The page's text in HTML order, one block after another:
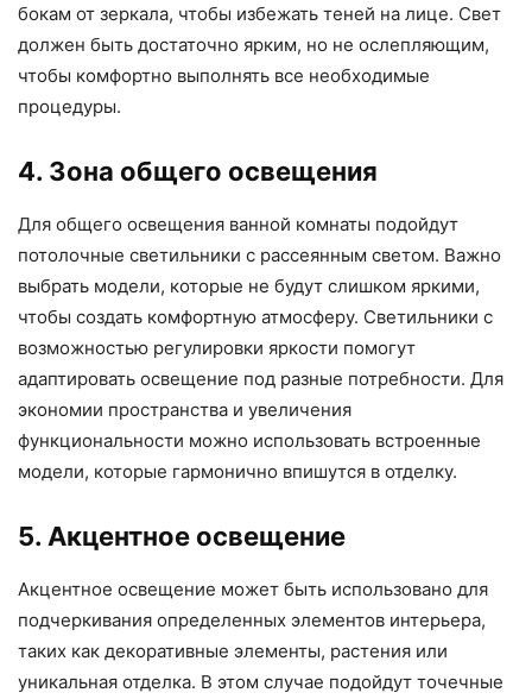
бокам от зеркала, чтобы избежать теней на лице. Свет
должен быть достаточно ярким, но не ослепляющим,
чтобы комфортно выполнять все необходимые
процедуры.
4. Зона общего освещения
Для общего освещения ванной комнаты подойдут
потолочные светильники с рассеянным светом. Важно
выбрать модели, которые не будут слишком яркими,
чтобы создать комфортную атмосферу. Светильники с
возможностью регулировки яркости помогут
адаптировать освещение под разные потребности. Для
экономии пространства и увеличения
функциональности можно использовать встроенные
модели, которые гармонично впишутся в отделку.
5. Акцентное освещение
Акцентное освещение может быть использовано для
подчеркивания определенных элементов интерьера,
таких как декоративные элементы, растения или
уникальная отделка. В этом случае подойдут точечные